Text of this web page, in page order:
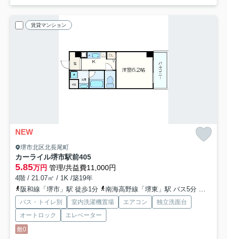
賃貸マンション
NEW
堺市北区北長尾町
カーライル堺市駅前405
5.85万円 管理/共益費11,000円
4階 / 21.07㎡ / 1K /築19年
阪和線「堺市」駅 徒歩1分
南海高野線「堺東」駅 バス5分 「阪和堺市駅前」 停歩1分
バス・トイレ別 室内洗濯機置場 エアコン
独立洗面台
オートロック
エレベーター
敷0